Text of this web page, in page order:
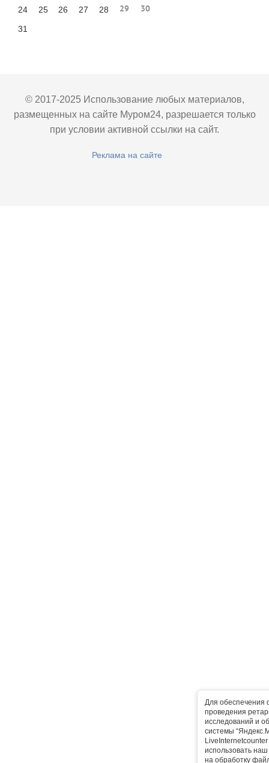
Для обеспечения
проведения
исследований и
системы
использовать
на обработку
24 25 26 27 28 29 30
31
© 2017-2025 Использование любых материалов,
размещенных на сайте Муром24, разрешается только
при условии активной ссылки на сайт.
Реклама на сайте